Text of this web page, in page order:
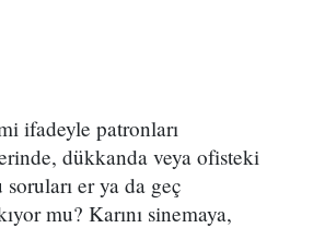
ifadeyle patronları
dükkanda veya ofisteki
er ya da geç
mu? Karını sinemaya,